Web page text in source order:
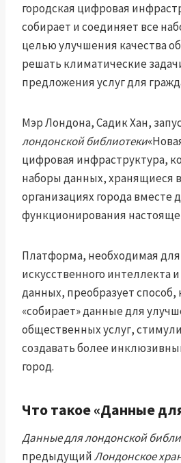
городская цифровая
собирает и соединяет все
целью улучшения качества
решать климатические
предложения услуг для
Мэр Лондона, Садик Хан,
лондонской библиотеки
цифровая инфраструктура,
наборы данных, хранящиеся
организациях города вместе
функционирования
Платформа, необходимая
искусственного интеллекта
данных, преобразует
«собирает» данные для
общественных услуг,
создавать более
город.
Что такое «Данные
Данные для лондонской
предыдущийЛондонское